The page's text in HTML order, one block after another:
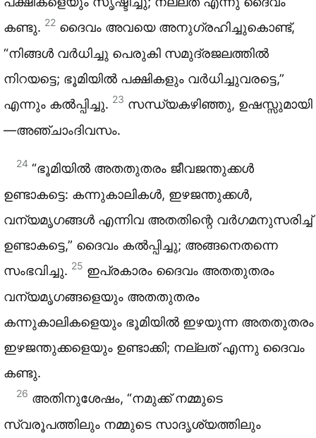
കണ്ടു. 22 ദൈവം അവയെ അനുഗ്രഹിച്ചുകൊണ്ട്,
“നിങ്ങൾ വർധിച്ചു പെരുകി സമുദ്രജലത്തിൽ
നിറയട്ടെ; ഭൂമിയിൽ പക്ഷികളും വർധിച്ചുവരട്ടെ,”
എന്നും കൽപ്പിച്ചു. 23 സന്ധ്യകഴിഞ്ഞു, ഉഷസ്സുമായി
—അഞ്ചാംദിവസം.
24 “ഭൂമിയിൽ അതതുതരം ജീവജന്തുക്കൾ
ഉണ്ടാകട്ടെ: കന്നുകാലികൾ, ഇഴജന്തുക്കൾ,
വന്യമൃഗങ്ങൾ എന്നിവ അതതിന്റെ വർഗമനുസരിച്ച്
ഉണ്ടാകട്ടെ,” ദൈവം കൽപ്പിച്ചു; അങ്ങനെതന്നെ
സംഭവിച്ചു. 25 ഇപ്രകാരം ദൈവം അതതുതരം
വന്യമൃഗങ്ങളെയും അതതുതരം
കന്നുകാലികളെയും ഭൂമിയിൽ ഇഴയുന്ന അതതുതരം
ഇഴജന്തുക്കളെയും ഉണ്ടാക്കി; നല്ലത് എന്നു ദൈവം
കണ്ടു.
26 അതിനുശേഷം, “നമുക്ക് നമ്മുടെ
സ്വരൂപത്തിലും നമ്മുടെ സാദൃശ്യത്തിലും